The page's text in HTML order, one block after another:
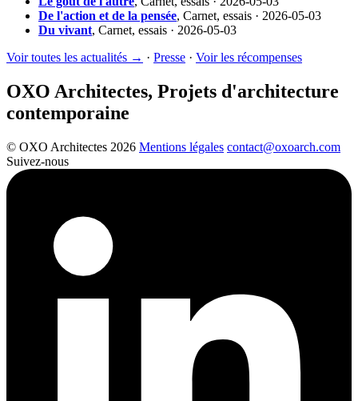
De l'action et de la pensée, Carnet, essais · 2026-05-03
Du vivant, Carnet, essais · 2026-05-03
Voir toutes les actualités → · Presse · Voir les récompenses
OXO Architectes, Projets d'architecture
contemporaine
© OXO Architectes 2026 Mentions légales contact@oxoarch.com
Suivez-nous